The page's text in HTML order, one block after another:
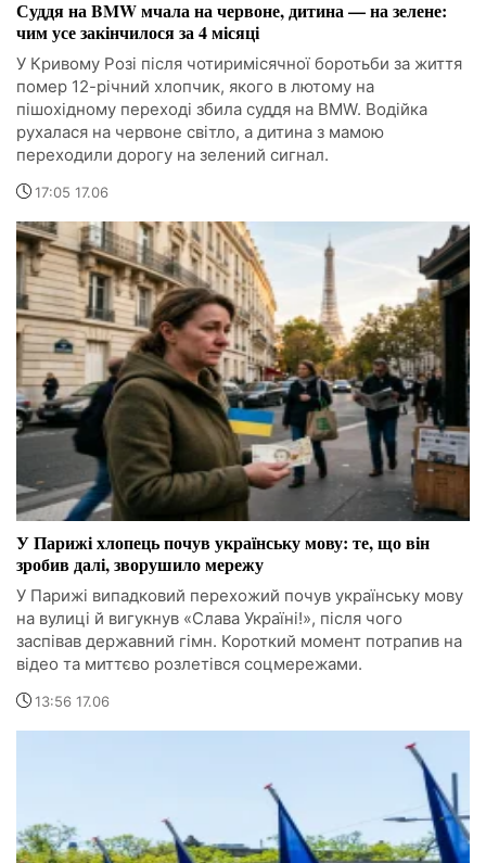
Суддя на BMW мчала на червоне, дитина — на зелене:
чим усе закінчилося за 4 місяці
У Кривому Розі після чотиримісячної боротьби за життя
помер 12-річний хлопчик, якого в лютому на
пішохідному переході збила суддя на BMW. Водійка
рухалася на червоне світло, а дитина з мамою
переходили дорогу на зелений сигнал.
17:05 17.06
У Парижі хлопець почув українську мову: те, що він
зробив далі, зворушило мережу
У Парижі випадковий перехожий почув українську мову
на вулиці й вигукнув «Слава Україні!», після чого
заспівав державний гімн. Короткий момент потрапив на
відео та миттєво розлетівся соцмережами.
13:56 17.06